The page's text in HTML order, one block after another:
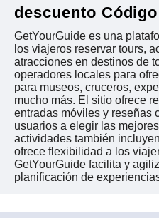
descuento
GetYourGuide es una
los viajeros reservar tours,
atracciones en destinos de
operadores locales para
para museos, cruceros,
mucho más. El sitio ofrece
entradas móviles y reseñas
usuarios a elegir las
actividades también
ofrece flexibilidad a los
GetYourGuide facilita y
planificación de